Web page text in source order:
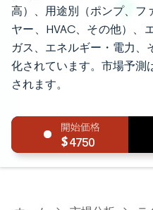
高）、用途別（ポンプ、フ
ヤー、HVAC、その他）、
ガス、エネルギー・電力、
化されています。市場予測
されます。
4750